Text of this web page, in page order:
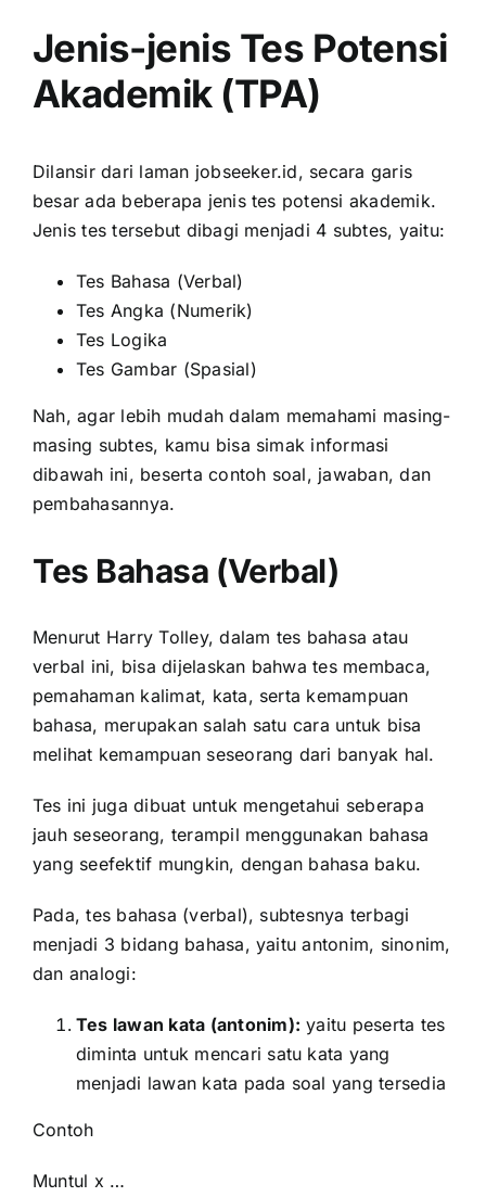
Jenis-jenis Tes Potensi
Akademik (TPA)
Dilansir dari laman jobseeker.id, secara garis
besar ada beberapa jenis tes potensi akademik.
Jenis tes tersebut dibagi menjadi 4 subtes, yaitu:
Tes Bahasa (Verbal)
Tes Angka (Numerik)
Tes Logika
Tes Gambar (Spasial)
Nah, agar lebih mudah dalam memahami masing-
masing subtes, kamu bisa simak informasi
dibawah ini, beserta contoh soal, jawaban, dan
pembahasannya.
Tes Bahasa (Verbal)
Menurut Harry Tolley, dalam tes bahasa atau
verbal ini, bisa dijelaskan bahwa tes membaca,
pemahaman kalimat, kata, serta kemampuan
bahasa, merupakan salah satu cara untuk bisa
melihat kemampuan seseorang dari banyak hal.
Tes ini juga dibuat untuk mengetahui seberapa
jauh seseorang, terampil menggunakan bahasa
yang seefektif mungkin, dengan bahasa baku.
Pada, tes bahasa (verbal), subtesnya terbagi
menjadi 3 bidang bahasa, yaitu antonim, sinonim,
dan analogi:
Tes lawan kata (antonim): yaitu peserta tes
diminta untuk mencari satu kata yang
menjadi lawan kata pada soal yang tersedia
Contoh
Muntul x …